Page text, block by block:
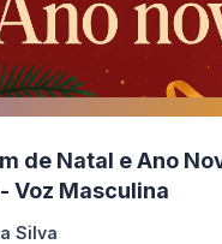
de Natal e Ano
Voz Masculina
Silva